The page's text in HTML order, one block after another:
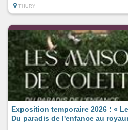
THURY
Exposition temporaire 2026 : «
Du paradis de l'enfance au